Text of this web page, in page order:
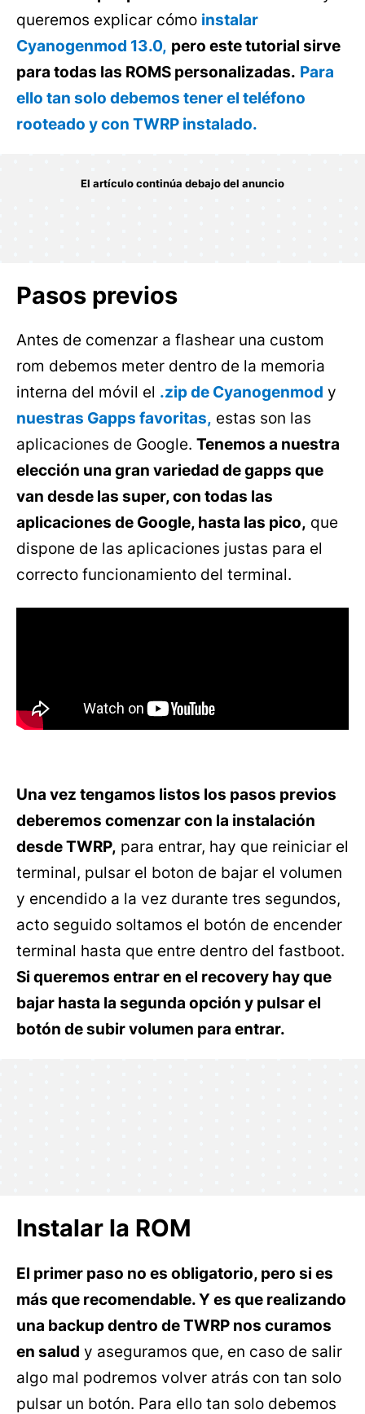
queremos explicar cómo instalar
Cyanogenmod 13.0, pero este tutorial sirve
para todas las ROMS personalizadas. Para
ello tan solo debemos tener el teléfono
rooteado y con TWRP instalado.
Pasos previos
Antes de comenzar a flashear una custom
rom debemos meter dentro de la memoria
interna del móvil el .zip de Cyanogenmod y
nuestras Gapps favoritas, estas son las
aplicaciones de Google. Tenemos a nuestra
elección una gran variedad de gapps que
van desde las super, con todas las
aplicaciones de Google, hasta las pico, que
dispone de las aplicaciones justas para el
correcto funcionamiento del terminal.
Una vez tengamos listos los pasos previos
deberemos comenzar con la instalación
desde TWRP, para entrar, hay que reiniciar el
terminal, pulsar el boton de bajar el volumen
y encendido a la vez durante tres segundos,
acto seguido soltamos el botón de encender
terminal hasta que entre dentro del fastboot.
Si queremos entrar en el recovery hay que
bajar hasta la segunda opción y pulsar el
botón de subir volumen para entrar.
Instalar la ROM
El primer paso no es obligatorio, pero si es
más que recomendable. Y es que realizando
una backup dentro de TWRP nos curamos
en salud y aseguramos que, en caso de salir
algo mal podremos volver atrás con tan solo
pulsar un botón. Para ello tan solo debemos